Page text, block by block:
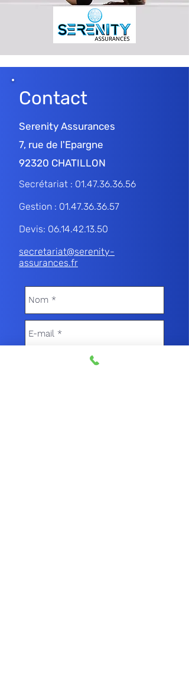
Contact
Serenity Assurances
7, rue de l'Epargne
92320 CHATILLON
Secrétariat : 01.47.36.36.56
Gestion : 01.47.36.36.57
Devis: 06.14.42.13.50
secretariat@serenity-
assurances.fr